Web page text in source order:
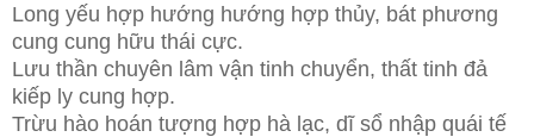
Long yếu hợp hướng hướng hợp thủy, bát phương
cung cung hữu thái cực.
Lưu thần chuyên lâm vận tinh chuyển, thất tinh đả
kiếp ly cung hợp.
Trừu hào hoán tượng hợp hà lạc, dĩ sổ nhập quái tế